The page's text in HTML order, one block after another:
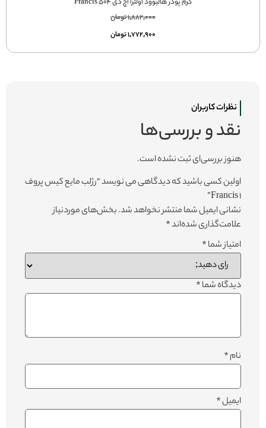
1,882,000تومان
1,772,900تومان
نظرات کاربران
نقد و بررسی‌ها
هنوز بررسی‌ای ثبت نشده است.
اولین کسی باشید که دیدگاهی می نویسد “رژلب مایع کیس پروف
1 Francis”
نشانی ایمیل شما منتشر نخواهد شد.بخش‌های موردنیاز
علامت‌گذاری شده‌اند*
امتیاز شما*
دیدگاه شما*
نام*
ایمیل*